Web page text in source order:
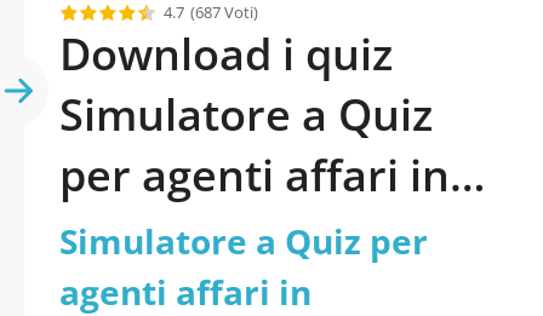
4.7 (687 Voti)
Download i quiz
Simulatore a Quiz
per agenti affari in
mediazione
merceologica pdf
Simulatore a Quiz per
agenti affari in